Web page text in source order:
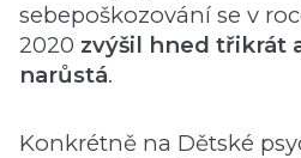
sebepoškozování se v
2020 zvýšil hned třikrát
narůstá.
Konkrétně na Dětské